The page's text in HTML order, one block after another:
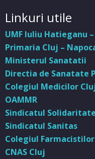
Linkuri utile
UMF Iuliu Hatieganu
Primaria Cluj –
Ministerul Sanatatii
Directia de Sanatate
Colegiul Medicilor
OAMMR
Sindicatul
Sindicatul Sanitas
Colegiul
CNAS Cluj